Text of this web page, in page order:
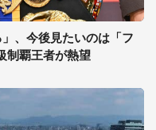
、今後見たいのは「フ
制覇王者が熱望